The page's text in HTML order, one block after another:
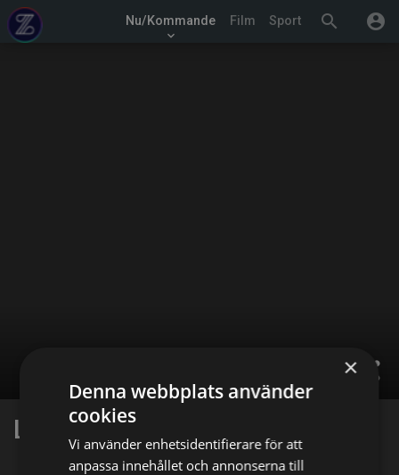
search account_circle
Nu/Kommande
keyboard_arrow_down
Film Sport
share
Laura Marr
×
Denna webbplats använder
cookies
Vi använder enhetsidentifierare för att
anpassa innehållet och annonserna till